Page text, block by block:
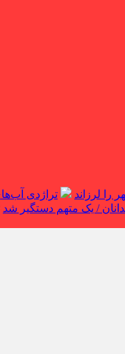
تراژدی
/ یک متهم دستگیر شد